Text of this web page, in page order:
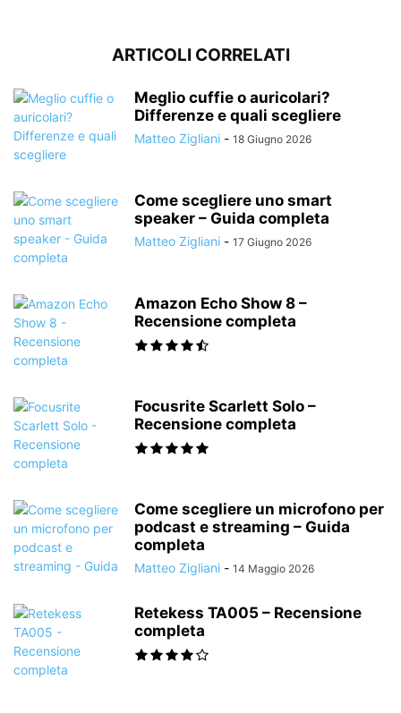
ARTICOLI CORRELATI
Meglio cuffie o auricolari?
Differenze e quali scegliere
Matteo Zigliani - 18 Giugno 2026
Come scegliere uno smart
speaker – Guida completa
Matteo Zigliani - 17 Giugno 2026
Amazon Echo Show 8 –
Recensione completa
Focusrite Scarlett Solo –
Recensione completa
Come scegliere un microfono per
podcast e streaming – Guida
completa
Matteo Zigliani - 14 Maggio 2026
Retekess TA005 – Recensione
completa